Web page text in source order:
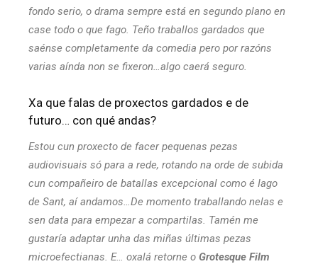
fondo serio, o drama sempre está en segundo plano en
case todo o que fago. Teño traballos gardados que
saénse completamente da comedia pero por razóns
varias aínda non se fixeron…algo caerá seguro.
Xa que falas de proxectos gardados e de
futuro… con qué andas?
Estou cun proxecto de facer pequenas pezas
audiovisuais só para a rede, rotando na orde de subida
cun compañeiro de batallas excepcional como é Iago
de Sant, aí andamos…De momento traballando nelas e
sen data para empezar a compartilas. Tamén me
gustaría adaptar unha das miñas últimas pezas
microefectianas. E… oxalá retorne o Grotesque Film